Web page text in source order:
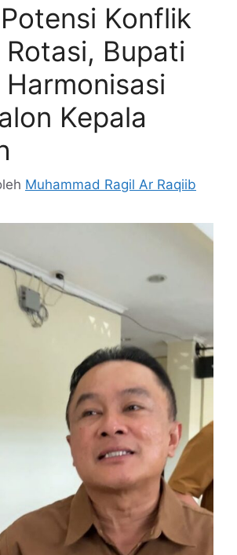
Konflik
Rotasi, Bupati
Harmonisasi
Kepala
Muhammad Ragil Ar Raqiib